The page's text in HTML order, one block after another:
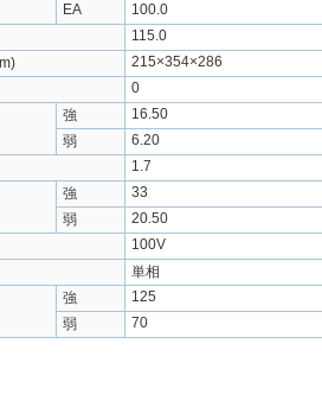
EA
100.0
115.0
215×354×286
0
強
16.50
弱
6.20
1.7
強
33
弱
20.50
100V
単相
強
125
弱
70